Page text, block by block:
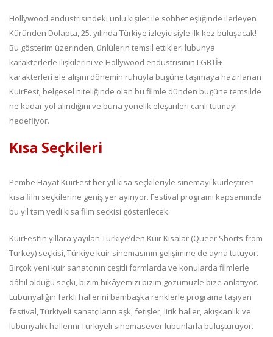
Hollywood endüstrisindeki ünlü kişiler ile sohbet eşliğinde ilerleyen
Küründen Dolapta, 25. yılında Türkiye izleyicisiyle ilk kez buluşacak!
Bu gösterim üzerinden, ünlülerin temsil ettikleri lubunya
karakterlerle ilişkilerini ve Hollywood endüstrisinin LGBTİ+
karakterleri ele alışını dönemin ruhuyla bugüne taşımaya hazırlanan
KuirFest; belgesel niteliğinde olan bu filmle dünden bugüne temsilde
ne kadar yol alındığını ve buna yönelik eleştirileri canlı tutmayı
hedefliyor.
Kısa Seçkileri
Pembe Hayat KuirFest her yıl kısa seçkileriyle sinemayı kuirleştiren
kısa film seçkilerine geniş yer ayırıyor. Festival programı kapsamında
bu yıl tam yedi kısa film seçkisi gösterilecek.
KuirFest’in yıllara yayılan Türkiye’den Kuir Kısalar (Queer Shorts from
Turkey) seçkisi, Türkiye kuir sinemasının gelişimine de ayna tutuyor.
Birçok yeni kuir sanatçının çeşitli formlarda ve konularda filmlerle
dâhil olduğu seçki, bizim hikâyemizi bizim gözümüzle bize anlatıyor.
Lubunyalığın farklı hallerini bambaşka renklerle programa taşıyan
festival, Türkiyeli sanatçıların aşk, fetişler, lirik haller, akışkanlık ve
lubunyalık hallerini Türkiyeli sinemasever lubunlarla buluşturuyor.